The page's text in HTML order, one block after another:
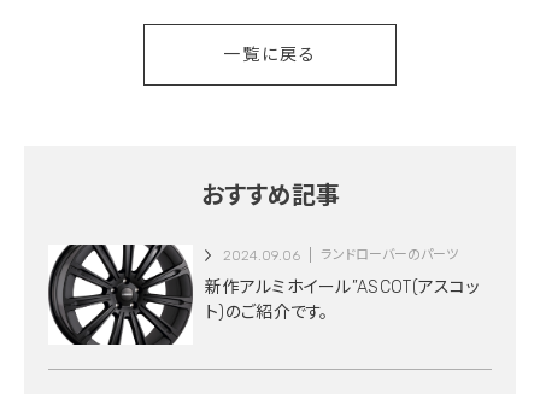
一覧に戻る
おすすめ記事
2024.09.06 ランドローバーのパーツ
新作アルミホイール”ASCOT(アスコッ
ト)のご紹介です。